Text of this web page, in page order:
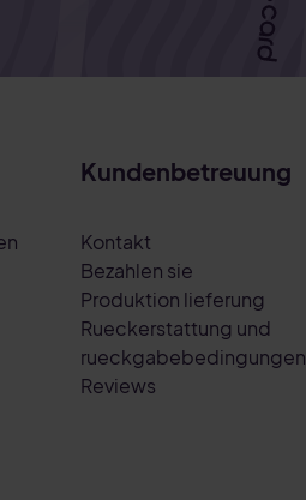
Kundenbetreuung
Kontakt
Bezahlen sie
Produktion lieferung
Rueckerstattung und
rueckgabebedingungen
Reviews